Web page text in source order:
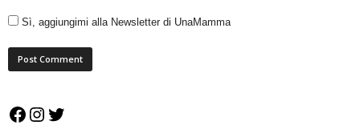
Sì, aggiungimi alla Newsletter di UnaMamma
Facebook
Instagram
Twitter